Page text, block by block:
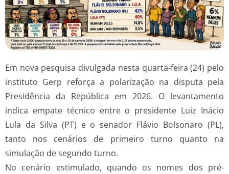
Em nova pesquisa divulgada nesta quarta-feira (24) pelo
instituto Gerp reforça a polarização na disputa pela
Presidência da República em 2026. O levantamento
indica empate técnico entre o presidente Luiz Inácio
Lula da Silva (PT) e o senador Flávio Bolsonaro (PL),
tanto nos cenários de primeiro turno quanto na
simulação de segundo turno.
No cenário estimulado, quando os nomes dos pré-